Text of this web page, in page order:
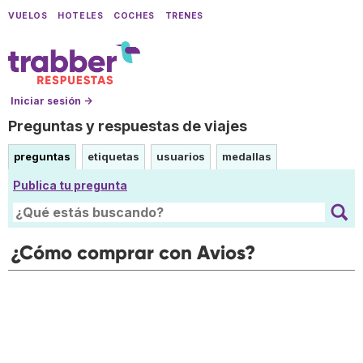
VUELOS HOTELES COCHES TRENES
Iniciar sesión →
Preguntas y respuestas de viajes
preguntas etiquetas usuarios medallas
Publica tu pregunta
¿Cómo comprar con Avios?